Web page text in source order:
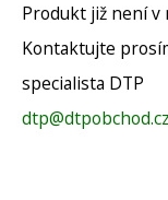
Produkt již není v
Kontaktujte
specialista DTP
dtp@dtpobchod.cz